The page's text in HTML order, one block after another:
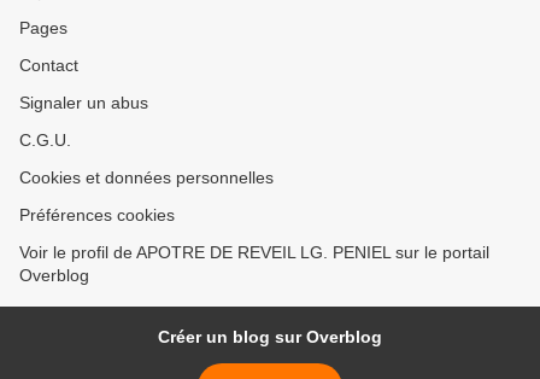
Pages
Contact
Signaler un abus
C.G.U.
Cookies et données personnelles
Préférences cookies
Voir le profil de APOTRE DE REVEIL LG. PENIEL sur le portail
Overblog
Créer un blog sur Overblog